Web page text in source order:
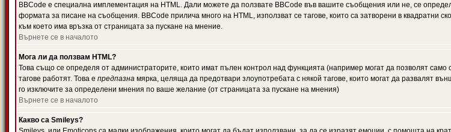
BBCode е специална имплементация на HTML. Дали можете да ползвате BBCode във вашите съобщения или не, се
формата за писане на съобщения. BBCode прилича много на HTML, използват се тагове, които са затворени в квадратни
към което има връзка от страницата за пускане на мнение.
Върнете се в началото
Мога ли да ползвам HTML?
Това също се определя от администраторите, които имат пълен контрол над функцията (например могат да позволят
тагове работят. Това е предпазна мярка, целяща да предотвари злоупотребата с някой тагове, които могат да развалят
го изключите за определени мнения по ваше желание (от страницата за пускане на мнения)
Върнете се в началото
Какво са Smileys?